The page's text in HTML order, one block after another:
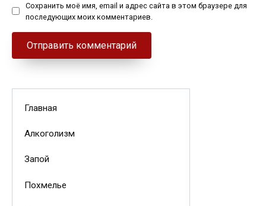
Сохранить моё имя, email и адрес сайта в этом браузере для
последующих моих комментариев.
Главная
Алкоголизм
Запой
Похмелье